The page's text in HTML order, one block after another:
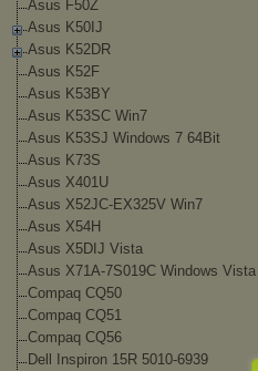
Asus F50Z
Asus K50IJ
Asus K52DR
Asus K52F
Asus K53BY
Asus K53SC Win7
Asus K53SJ Windows 7 64Bit
Asus K73S
Asus X401U
Asus X52JC-EX325V Win7
Asus X54H
Asus X5DIJ Vista
Asus X71A-7S019C Windows Vista
Compaq CQ50
Compaq CQ51
Compaq CQ56
Dell Inspiron 15R 5010-6939